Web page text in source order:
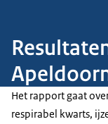
Het rapport gaat
respirabel kwarts,